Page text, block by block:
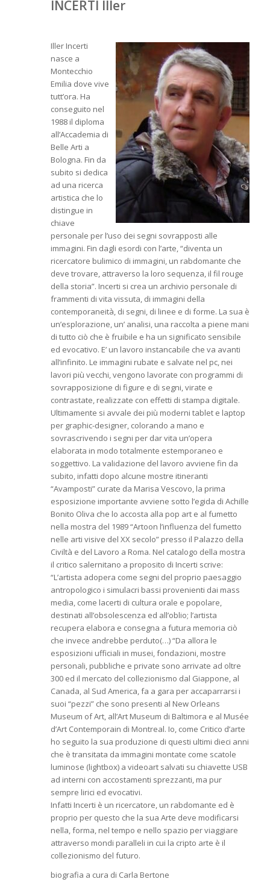
INCERTI Iller
Iller Incerti
nasce a
Montecchio
Emilia dove vive
tutt’ora. Ha
conseguito nel
1988 il diploma
all’Accademia di
Belle Arti a
Bologna. Fin da
subito si dedica
ad una ricerca
artistica che lo
distingue in
chiave
personale per l’uso dei segni sovrapposti alle
immagini. Fin dagli esordi con l’arte, “diventa un
ricercatore bulimico di immagini, un rabdomante che
deve trovare, attraverso la loro sequenza, il fil rouge
della storia”. Incerti si crea un archivio personale di
frammenti di vita vissuta, di immagini della
contemporaneità, di segni, di linee e di forme. La sua è
un’esplorazione, un’ analisi, una raccolta a piene mani
di tutto ciò che è fruibile e ha un significato sensibile
ed evocativo. E’ un lavoro instancabile che va avanti
all’infinito. Le immagini rubate e salvate nel pc, nei
lavori più vecchi, vengono lavorate con programmi di
sovrapposizione di figure e di segni, virate e
contrastate, realizzate con effetti di stampa digitale.
Ultimamente si avvale dei più moderni tablet e laptop
per graphic-designer, colorando a mano e
sovrascrivendo i segni per dar vita un’opera
elaborata in modo totalmente estemporaneo e
soggettivo. La validazione del lavoro avviene fin da
subito, infatti dopo alcune mostre itineranti
“Avamposti” curate da Marisa Vescovo, la prima
esposizione importante avviene sotto l’egida di Achille
Bonito Oliva che lo accosta alla pop art e al fumetto
nella mostra del 1989 “Artoon l’influenza del fumetto
nelle arti visive del XX secolo” presso il Palazzo della
Civiltà e del Lavoro a Roma. Nel catalogo della mostra
il critico salernitano a proposito di Incerti scrive:
“L’artista adopera come segni del proprio paesaggio
antropologico i simulacri bassi provenienti dai mass
media, come lacerti di cultura orale e popolare,
destinati all’obsolescenza ed all’oblio; l’artista
recupera elabora e consegna a futura memoria ciò
che invece andrebbe perduto(…) “Da allora le
esposizioni ufficiali in musei, fondazioni, mostre
personali, pubbliche e private sono arrivate ad oltre
300 ed il mercato del collezionismo dal Giappone, al
Canada, al Sud America, fa a gara per accaparrarsi i
suoi “pezzi” che sono presenti al New Orleans
Museum of Art, all’Art Museum di Baltimora e al Musée
d’Art Contemporain di Montreal. Io, come Critico d’arte
ho seguito la sua produzione di questi ultimi dieci anni
che è transitata da immagini montate come scatole
luminose (lightbox) a videoart salvati su chiavette USB
ad interni con accostamenti sprezzanti, ma pur
sempre lirici ed evocativi.
Infatti Incerti è un ricercatore, un rabdomante ed è
proprio per questo che la sua Arte deve modificarsi
nella, forma, nel tempo e nello spazio per viaggiare
attraverso mondi paralleli in cui la cripto arte è il
collezionismo del futuro.
biografia a cura di Carla Bertone